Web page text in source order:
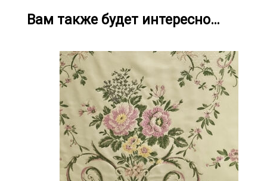
Вам также будет интересно…